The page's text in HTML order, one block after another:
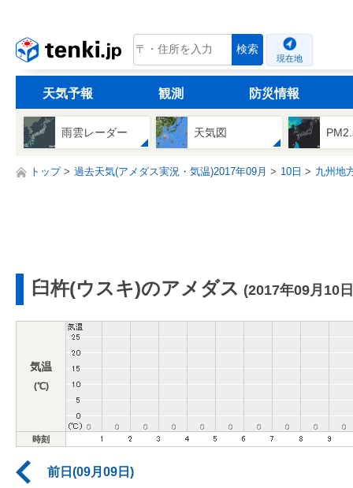
tenki.jp 検索
現在地
天気予報 観測 防災情報
雨雲レーダー 天気図
トップ 過去天気(アメダス実況・気温)2017年09月 10日 九州地
臼杵(ウスキ)のアメダス (2017年09月10
気温
(℃)
時刻
前日(09月09日)